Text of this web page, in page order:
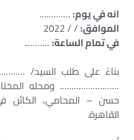
انه في يوم:………….
الموافق:/ / 2022
في تمام الساعة:………..
بناءً على طلب السيد/
……………………. ومحله
حسن – المحامي،
القاهرة.